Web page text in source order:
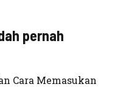
pernah
Cara Memasukan